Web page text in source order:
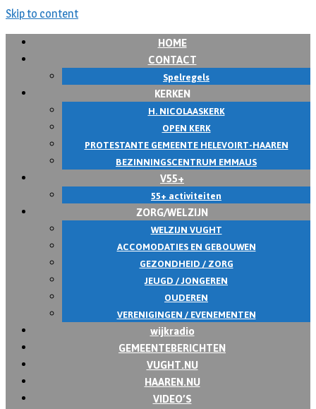
Skip to content
HOME
CONTACT
Spelregels
KERKEN
H. NICOLAASKERK
OPEN KERK
PROTESTANTE GEMEENTE HELEVOIRT-HAAREN
BEZINNINGSCENTRUM EMMAUS
V55+
55+ activiteiten
ZORG/WELZIJN
WELZIJN VUGHT
ACCOMODATIES EN GEBOUWEN
GEZONDHEID / ZORG
JEUGD / JONGEREN
OUDEREN
VERENIGINGEN / EVENEMENTEN
wijkradio
GEMEENTEBERICHTEN
VUGHT.NU
HAAREN.NU
VIDEO’S